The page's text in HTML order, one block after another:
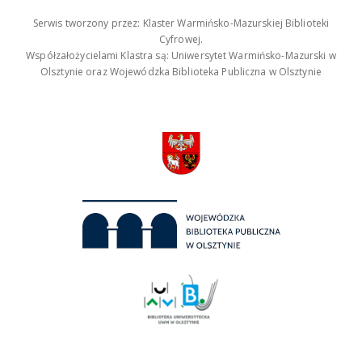
Serwis tworzony przez: Klaster Warmińsko-Mazurskiej Biblioteki
Cyfrowej.
Współzałożycielami Klastra są: Uniwersytet Warmińsko-Mazurski w
Olsztynie oraz Wojewódzka Biblioteka Publiczna w Olsztynie